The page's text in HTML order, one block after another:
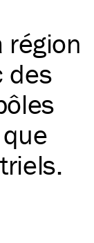
des